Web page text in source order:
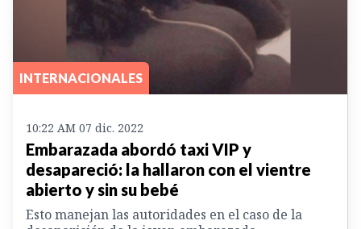
INTERNACIONALES
10:22 AM 07 dic. 2022
Embarazada abordó taxi VIP y
desapareció: la hallaron con el vientre
abierto y sin su bebé
Esto manejan las autoridades en el caso de la